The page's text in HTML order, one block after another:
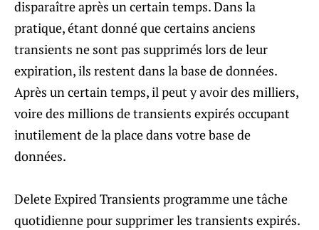
disparaître après un certain temps. Dans la
pratique, étant donné que certains anciens
transients ne sont pas supprimés lors de leur
expiration, ils restent dans la base de données.
Après un certain temps, il peut y avoir des milliers,
voire des millions de transients expirés occupant
inutilement de la place dans votre base de
données.
Delete Expired Transients programme une tâche
quotidienne pour supprimer les transients expirés.